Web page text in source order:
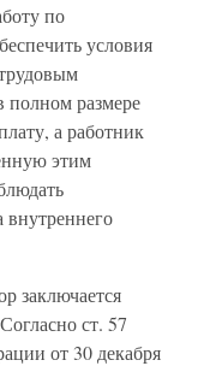
по
условия
полном размере
а работник
этим
заключается
ст. 57
от 30 декабря